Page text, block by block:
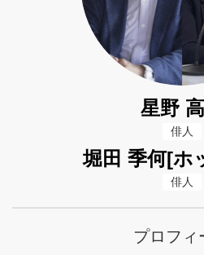
星野
俳人
堀田 季何[ホ
俳人
プロフィ